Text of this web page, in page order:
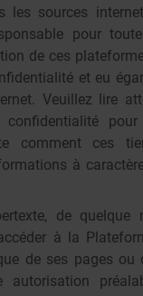
les sources
pour
de ces
et eu
Veuillez lire
confidentialité
comment ces
à
de quelque
à la
de ses pages ou
autorisation